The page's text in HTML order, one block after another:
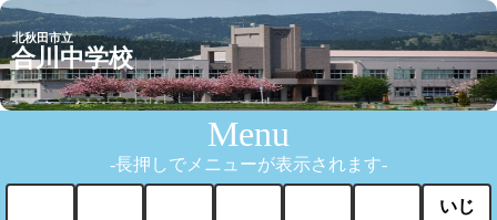
北秋田市立
合川中学校
Menu
-長押しでメニューが表示されます-
いじ